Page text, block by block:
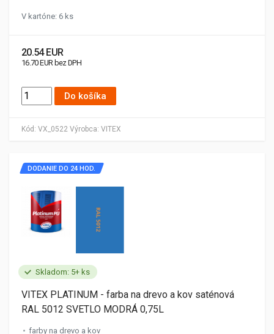
Kód: VX_0522 Výrobca: VITEX
V kartóne: 6 ks
20.54 EUR
16.70 EUR bez DPH
Do košíka
Skladom: 5+ ks
DODANIE DO 24 HOD.
VITEX PLATINUM - farba na drevo a kov saténová
RAL 5012 SVETLO MODRÁ 0,75L
farby na drevo a kov